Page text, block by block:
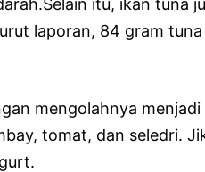
itu, ikan tuna
laporan, 84 gram
mengolahnya
tomat, dan seledri.